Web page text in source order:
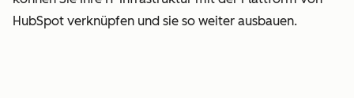
HubSpot verknüpfen und sie so weiter ausbauen.